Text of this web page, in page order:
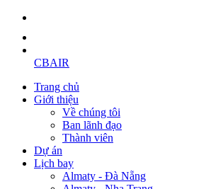
CBAIR
Trang chủ
Giới thiệu
Về chúng tôi
Ban lãnh đạo
Thành viên
Dự án
Lịch bay
Almaty - Đà Nẵng